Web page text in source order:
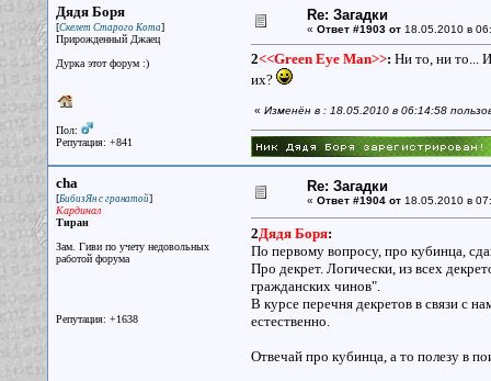
Дядя Боря
[Скелет Старого Кота]
Прирожденный Джаец
Дурка этот форум :)
Пол:
Репутация: +841
Re: Загадки
« Ответ #1903 от18.05.2010 в
2<<Green Eye Man>>: Ни то, ни то...
их?
« Изменён в : 18.05.2010 в 06:14:58
cha
[БибизЯн с гранатой]
Кардинал
Тиран
Зам. Гиви по учету недовольных
работой форума
Репутация: +1638
Re: Загадки
« Ответ #1904 от18.05.2010 в
2Дядя Боря:
По первому вопросу, про кубинца,
Про декрет. Логически, из всех
гражданских чинов".
В курсе перечня декретов в связи с
естественно.
Отвечай про кубинца, а то полезу в